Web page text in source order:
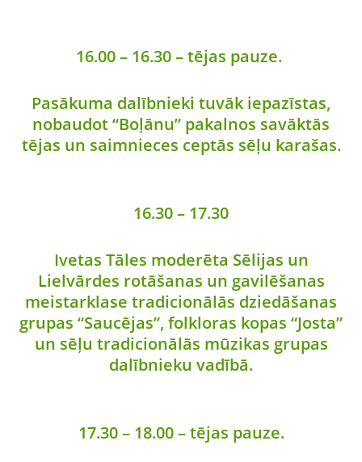
16.00 – 16.30 – tējas pauze.
Pasākuma dalībnieki tuvāk iepazīstas,
nobaudot “Boļānu” pakalnos savāktās
tējas un saimnieces ceptās sēļu karašas.
16.30 – 17.30
Ivetas Tāles moderēta Sēlijas un
Lielvārdes rotāšanas un gavilēšanas
meistarklase tradicionālās dziedāšanas
grupas “Saucējas”, folkloras kopas “Josta”
un sēļu tradicionālās mūzikas grupas
dalībnieku vadībā.
17.30 – 18.00 – tējas pauze.